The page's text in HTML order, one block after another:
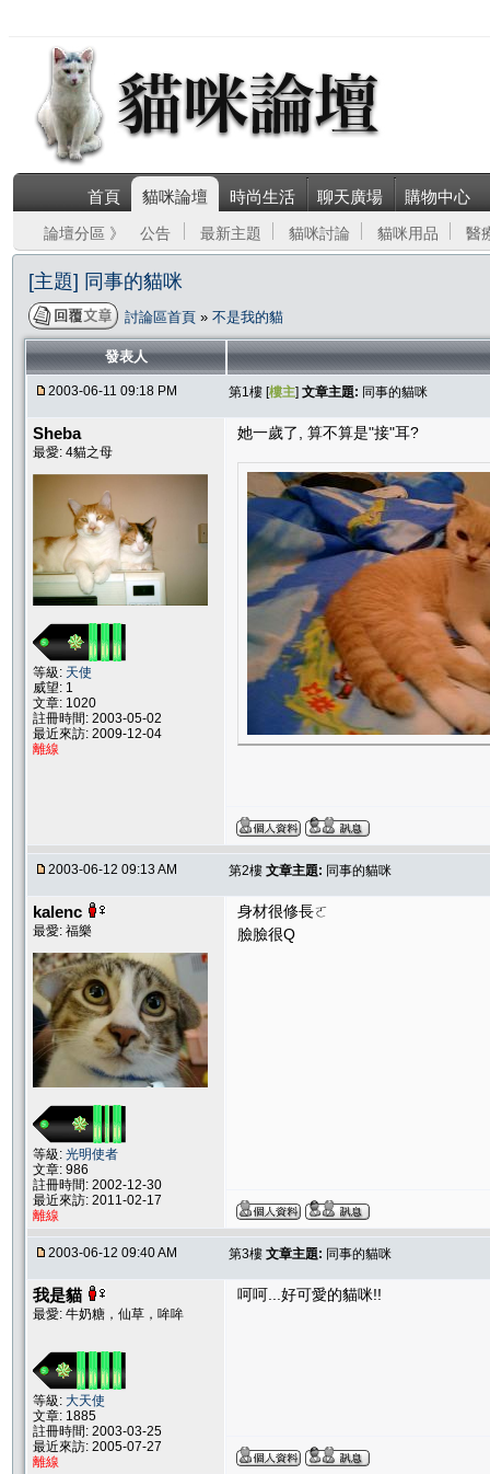
首頁 貓咪論壇 時尚生活 聊天廣場 購物中心
論壇分區 》 公告 最新主題 貓咪討論 貓咪用品 醫
[主題] 同事的貓咪
討論區首頁 » 不是我的貓
發表人
2003-06-11 09:18 PM 第1樓 [樓主] 文章主題: 同事的貓咪
Sheba
最愛: 4貓之母
等級: 天使
威望: 1
文章: 1020
註冊時間: 2003-05-02
最近來訪: 2009-12-04
離線
她一歲了, 算不算是"接"耳?
2003-06-12 09:13 AM 第2樓 文章主題: 同事的貓咪
kalenc
最愛: 福樂
等級: 光明使者
文章: 986
註冊時間: 2002-12-30
最近來訪: 2011-02-17
離線
身材很修長ㄛ
臉臉很Q
2003-06-12 09:40 AM 第3樓 文章主題: 同事的貓咪
我是貓
最愛: 牛奶糖，仙草，哞哞
等級: 大天使
文章: 1885
註冊時間: 2003-03-25
最近來訪: 2005-07-27
離線
呵呵...好可愛的貓咪!!